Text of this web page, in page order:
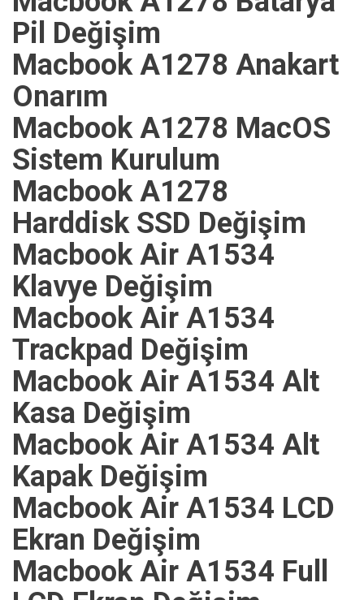
Pil Değişim
Macbook A1278 Anakart
Onarım
Macbook A1278 MacOS
Sistem Kurulum
Macbook A1278
Harddisk SSD Değişim
Macbook Air A1534
Klavye Değişim
Macbook Air A1534
Trackpad Değişim
Macbook Air A1534 Alt
Kasa Değişim
Macbook Air A1534 Alt
Kapak Değişim
Macbook Air A1534 LCD
Ekran Değişim
Macbook Air A1534 Full